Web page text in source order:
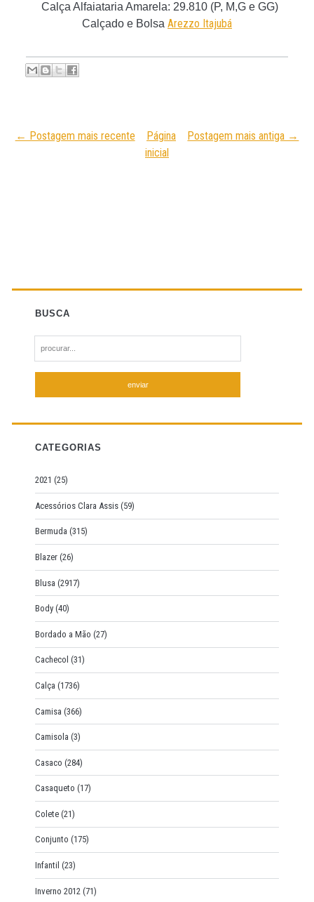
Calça Alfaiataria Amarela: 29.810 (P, M,G e GG)
Calçado e Bolsa Arezzo Itajubá
← Postagem mais recente Postagem mais antiga →
Página
inicial
BUSCA
e
h
f
r
:
CATEGORIAS
2021 (25)
Acessórios Clara Assis (59)
Bermuda (315)
Blazer (26)
Blusa (2917)
Body (40)
Bordado a Mão (27)
Cachecol (31)
Calça (1736)
Camisa (366)
Camisola (3)
Casaco (284)
Casaqueto (17)
Colete (21)
Conjunto (175)
Infantil (23)
Inverno 2012 (71)